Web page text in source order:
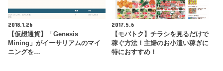
2018.1.26
【仮想通貨】「Genesis
Mining」がイーサリアムのマイ
ニングを…
2017.5.6
【モバトク】チラシを見るだけで
稼ぐ方法！主婦のお小遣い稼ぎに
特におすすめ！